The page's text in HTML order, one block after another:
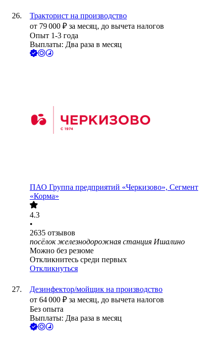
Тракторист на производство
от 79 000 ₽ за месяц, до вычета налогов
Опыт 1-3 года
Выплаты: Два раза в месяц
ПАО Группа предприятий «Черкизово», Сегмент
«Корма»
4.3
•
2635 отзывов
посёлок железнодорожная станция Ишалино
Можно без резюме
Откликнитесь среди первых
Откликнуться
Дезинфектор/мойщик на производство
от 64 000 ₽ за месяц, до вычета налогов
Без опыта
Выплаты: Два раза в месяц